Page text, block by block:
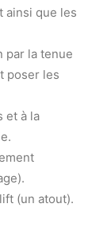
ainsi que les
par la tenue
poser les
et à la
(un atout).